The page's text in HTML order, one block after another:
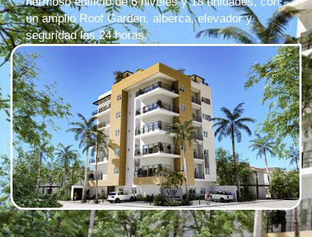
un amplio Roof Garden, alberca, elevador y
seguridad las 24 horas.